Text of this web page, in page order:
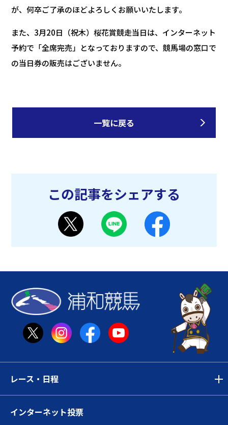
が、何卒ご了承のほどよろしくお願いいたします。
また、3月20日（祝木）桜花賞競走当日は、インターネット
予約で「全席完売」となっておりますので、競馬場の窓口で
の当日券の販売はございません。
一覧に戻る
この記事をシェアする
レース・日程
インターネット投票